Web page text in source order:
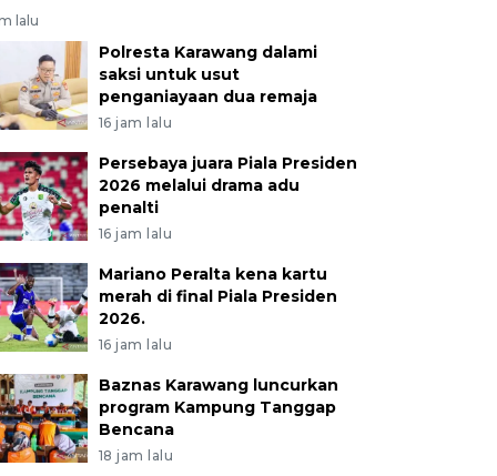
lalu
Polresta Karawang dalami
saksi untuk usut
penganiayaan dua remaja
16 jam lalu
Persebaya juara Piala Presiden
2026 melalui drama adu
penalti
16 jam lalu
Mariano Peralta kena kartu
merah di final Piala Presiden
2026.
16 jam lalu
Baznas Karawang luncurkan
program Kampung Tanggap
Bencana
18 jam lalu